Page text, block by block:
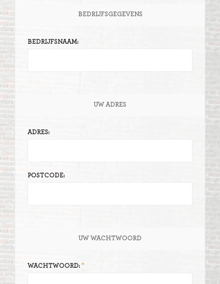
BEDRIJFSGEGEVENS
BEDRIJFSNAAM:
UW ADRES
ADRES:
POSTCODE:
UW WACHTWOORD
WACHTWOORD: